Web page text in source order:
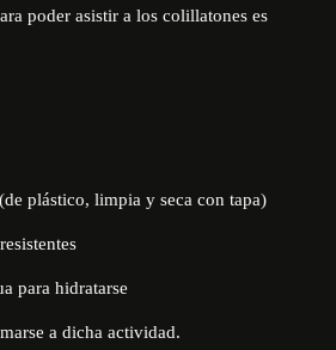
poder asistir a los colillatones es
plástico, limpia y seca con tapa)
para hidratarse
a dicha actividad.